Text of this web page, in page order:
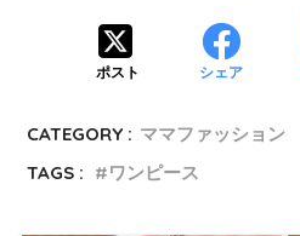
ポスト シェア
CATEGORY : ママファッション
TAGS :
ワンピース